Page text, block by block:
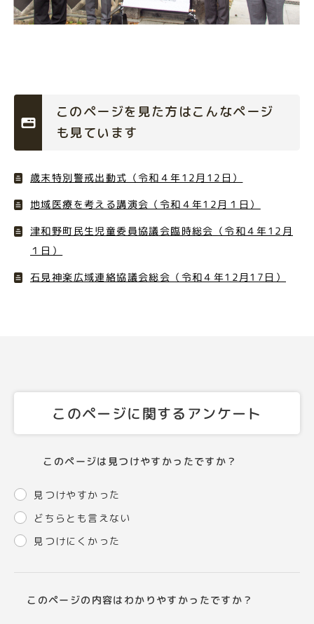
このページを見た方はこんなページ
も見ています
歳末特別警戒出動式（令和４年12月12日）
地域医療を考える講演会（令和４年12月１日）
津和野町民生児童委員協議会臨時総会（令和４年12月
１日）
石見神楽広域連絡協議会総会（令和４年12月17日）
このページに関するアンケート
このページは見つけやすかったですか？
見つけやすかった
どちらとも言えない
見つけにくかった
このページの内容はわかりやすかったですか？